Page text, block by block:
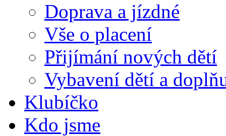
Doprava a jízdné
Vše o placení
Přijímání nových dětí
Vybavení dětí a
Klubíčko
Kdo jsme